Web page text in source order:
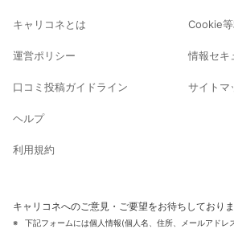
キャリコネとは
運営ポリシー
口コミ投稿ガイドライン
ヘルプ
利用規約
Cookie
情報セキ
サイトマ
キャリコネへのご意見・ご要望をお待ちしておりま
下記フォームには個人情報(個人名、住所、メールアドレ